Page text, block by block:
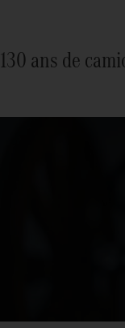
130 ans de